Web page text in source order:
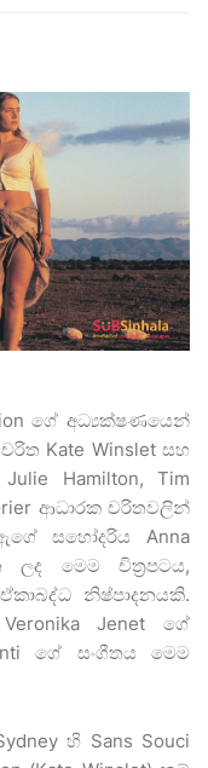
ගේ අධ්‍යක්ෂණයෙන්
Kate Winslet සහ
Hamilton, Tim
ආධාරක චරිතවලින්
සහෝදරිය Anna
මෙම චිත්‍රපටය,
නිෂ්පාදනයකි.
Jenet ගේ
ගේ සංගීතය මෙම
හි Sans Souci